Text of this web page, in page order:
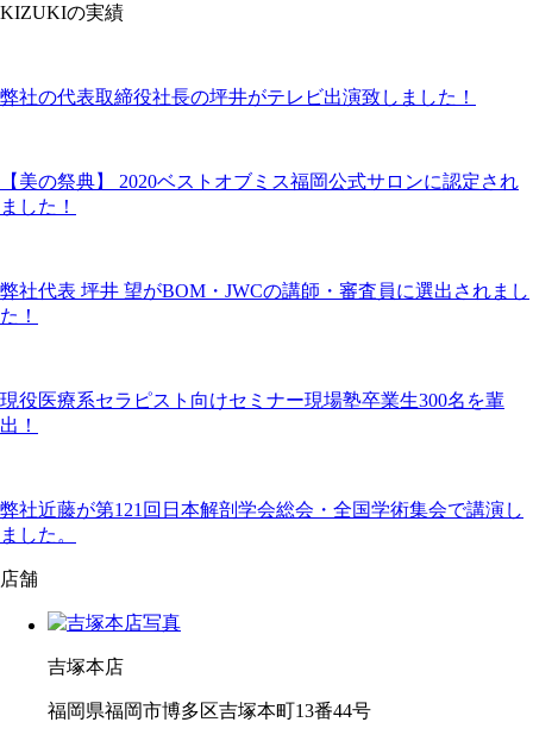
KIZUKIの実績
弊社の代表取締役社長の坪井がテレビ出演致しました！
【美の祭典】 2020ベストオブミス福岡公式サロンに認定され
ました！
弊社代表 坪井 望がBOM・JWCの講師・審査員に選出されまし
た！
現役医療系セラピスト向けセミナー現場塾卒業生300名を輩
出！
弊社近藤が第121回日本解剖学会総会・全国学術集会で講演し
ました。
店舗
吉塚本店
福岡県福岡市博多区吉塚本町13番44号